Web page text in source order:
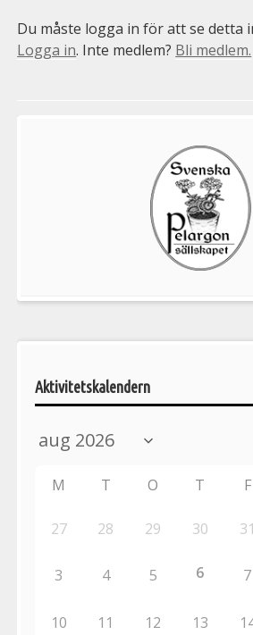
Du måste logga in för att se detta
Logga in. Inte medlem? Bli medlem.
Aktivitetskalendern
M T O T F
27 28 29 30 31
3 4 5 6 7
10 11 12 13